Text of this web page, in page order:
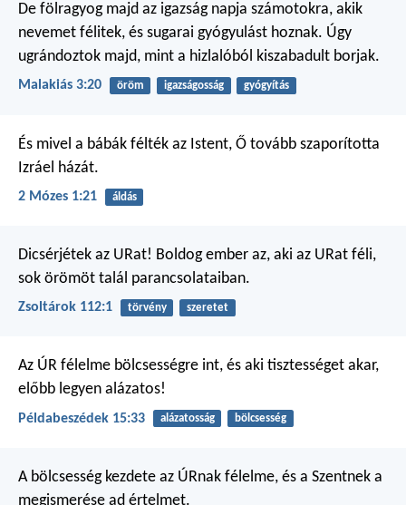
De fölragyog majd az igazság napja számotokra, akik
nevemet félitek, és sugarai gyógyulást hoznak. Úgy
ugrándoztok majd, mint a hizlalóból kiszabadult borjak.
Malakiás 3:20 öröm igazságosság gyógyítás
És mivel a bábák félték az Istent, Ő tovább szaporította
Izráel házát.
2 Mózes 1:21 áldás
Dicsérjétek az URat! Boldog ember az, aki az URat féli,
sok örömöt talál parancsolataiban.
Zsoltárok 112:1 törvény szeretet
Az ÚR félelme bölcsességre int, és aki tisztességet akar,
előbb legyen alázatos!
Példabeszédek 15:33 alázatosság bölcsesség
A bölcsesség kezdete az ÚRnak félelme, és a Szentnek a
megismerése ad értelmet.